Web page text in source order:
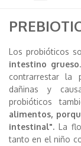
Los probióticos
intestino grueso
contrarrestar la
dañinas y
probióticos
alimentos,
intestinal". La
tanto en el niño